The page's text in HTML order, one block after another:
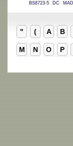
BS8723-5 DC
" ( A B
M N O P